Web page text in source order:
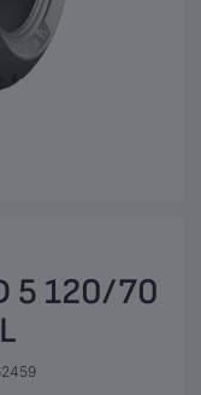
5 120/70